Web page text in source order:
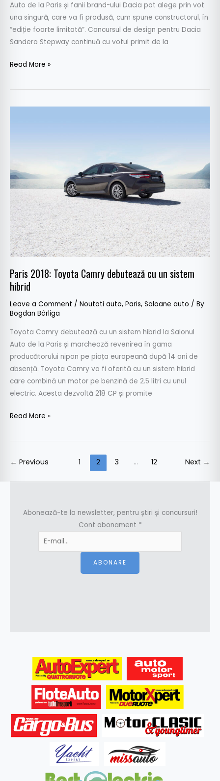
Auto de la Paris și fanii brand-ului Dacia pot alege prin vot
una singură, care va fi produsă, cum spune constructorul, în
“ediție foarte limitată”. Concursul de design pentru Dacia
Sandero Stepway continuă cu votul primit de la
Read More »
Paris 2018: Toyota Camry debutează cu un sistem
hibrid
Leave a Comment / Noutati auto, Paris, Saloane auto / By
Bogdan Bârliga
Toyota Camry debutează cu un sistem hibrid la Salonul
Auto de la Paris și marchează revenirea în gama
producătorului nipon pe piața europeană după 14 ani de
absență. Toyota Camry va fi oferită cu un sistem hibrid
care combină un motor pe benzină de 2.5 litri cu unul
electric. Acesta dezvoltă 218 CP și promite
cu
un
sistem
hibrid
Read More »
← Previous 1 2 3 … 12 Next →
Abonează-te la newsletter, pentru știri și concursuri!
Cont abonament *
ABONARE